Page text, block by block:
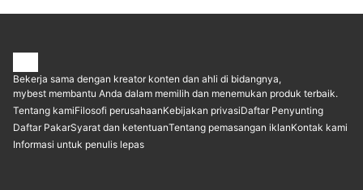
Bekerja sama dengan kreator konten dan ahli di bidangnya,
mybest membantu Anda dalam memilih dan menemukan produk terbaik.
Tentang kamiFilosofi perusahaanKebijakan privasiDaftar Penyunting
Daftar PakarSyarat dan ketentuanTentang pemasangan iklanKontak kami
Informasi untuk penulis lepas